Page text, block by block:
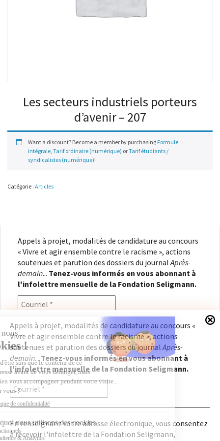
Les secteurs industriels porteurs
d’avenir – 207
Want a discount? Become a member by purchasing Formule
intégrale, Tarif ordinaire (numérique) orTarif étudiants /
syndicalistes (numérique)!
Catégorie : Articles
Appels à projet, modalités de candidature au concours
« Vivre et agir ensemble contre le racisme », actions
soutenues et parution des dossiers du journalAprès-
demain... Tenez-vous informés en vous abonnant à
l'infolettre mensuelle de la Fondation Seligmann.
En renseignant votre adresse électronique, vous
consentez à recevoir l'infolettre de la Fondation
Seligmann, conformément à notrepolitique de
confidentialité. Il vous sera possible de vous
désabonner à tout moment.
Copyright © 2026Fondation Seligmann|Mentions légales|Crédits
Appels à projet, modalités de candidature au concours «
Vivre et agir ensemble contre le racisme », actions
soutenues et parution des dossiers du journalAprès-
demain...Tenez-vous informés en vous abonnant à
l'infolettre mensuelle de la Fondation Seligmann.
En renseignant votre adresse électronique, vous consentez
à recevoir l'infolettre de la Fondation Seligmann,